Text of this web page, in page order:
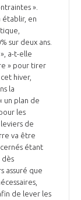
ENTRE
ET SPATIALE
».
établir, en
sur deux ans.
a-t-elle
» pour tirer
hiver,
la
un plan de
les
de
va être
étant
dès
assuré que
de lever les